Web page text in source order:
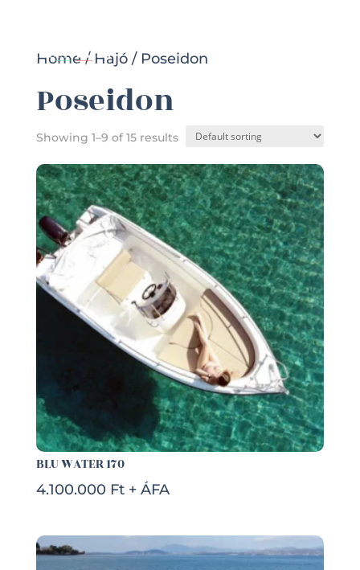
Home/Hajó/ Poseidon
Poseidon
Showing 1–9 of 15 results
BLU WATER 170
4.100.000 Ft + ÁFA